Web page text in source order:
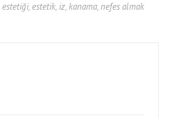
,estetik, iz,kanama,nefes almak